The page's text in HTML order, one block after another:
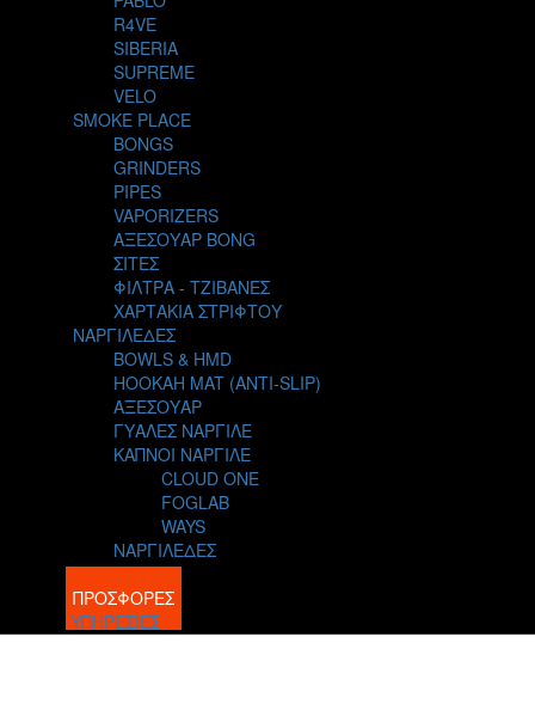
R4VE
SIBERIA
SUPREME
VELO
SMOKE PLACE
BONGS
GRINDERS
PIPES
VAPORIZERS
ΑΞΕΣΟΥΑΡ BONG
ΣΙΤΕΣ
ΦΙΛΤΡΑ - ΤΖΙΒΑΝΕΣ
ΧΑΡΤΑΚΙΑ ΣΤΡΙΦΤΟΥ
ΝΑΡΓΙΛΕΔΕΣ
BOWLS & HMD
HOOKAH MAT (ANTI-SLIP)
ΑΞΕΣΟΥΑΡ
ΓΥΑΛΕΣ ΝΑΡΓΙΛΕ
ΚΑΠΝΟΙ ΝΑΡΓΙΛΕ
CLOUD ONE
FOGLAB
WAYS
ΝΑΡΓΙΛΕΔΕΣ
BLOG
ΠΡΟΣΦΟΡΕΣ
ΥΠΗΡΕΣΙΕΣ